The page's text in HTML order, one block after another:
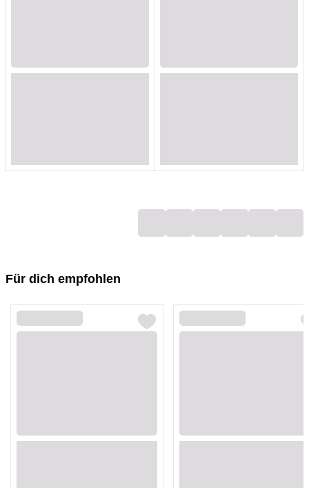
Loading...Loading...Loading...Loading...Loading...Loading...
Für dich empfohlen
Loading...
Loading...
Loading...
Loading...